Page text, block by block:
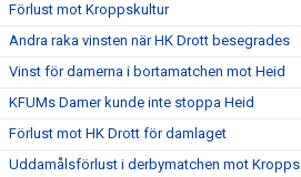
Förlust mot Kroppskultur
Andra raka vinsten när HK Drott besegrades
Vinst för damerna i bortamatchen mot Heid
KFUMs Damer kunde inte stoppa Heid
Förlust mot HK Drott för damlaget
Uddamålsförlust i derbymatchen mot Kropps